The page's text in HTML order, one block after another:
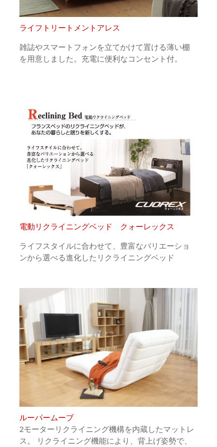
ライフトリートメントアレス
雑誌やスマートフォンを立てかけて置ける薄い棚
を用意しました。充電に便利なコンセント付。
電動リクライニングベッド クォーレックス
ライフスタイルに合わせて、豊富なバリエーショ
ンから選べる進化したリクライニングベッド
ルーパームーブ
2モーターリクライニング機構を内蔵したマットレ
ス。 リクライニング機能により、背上げ姿勢で、